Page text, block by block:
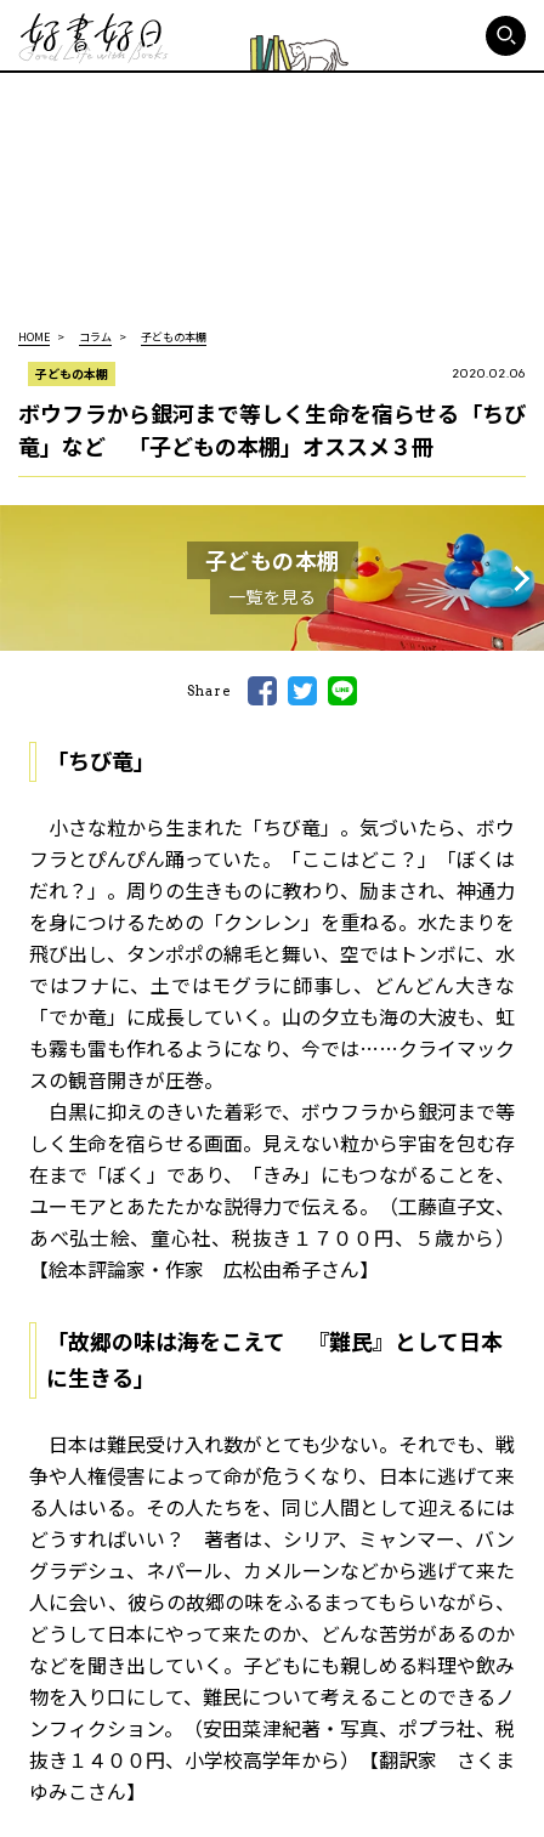
HOME コラム 子どもの本棚
子どもの本棚 2020.02.06
ボウフラから銀河まで等しく生命を宿らせる「ちび
竜」など 「子どもの本棚」オススメ３冊
子どもの本棚
一覧を見る
Share
「ちび竜」
小さな粒から生まれた「ちび竜」。気づいたら、ボウ
フラとぴんぴん踊っていた。「ここはどこ？」「ぼくは
だれ？」。周りの生きものに教わり、励まされ、神通力
を身につけるための「クンレン」を重ねる。水たまりを
飛び出し、タンポポの綿毛と舞い、空ではトンボに、水
ではフナに、土ではモグラに師事し、どんどん大きな
「でか竜」に成長していく。山の夕立も海の大波も、虹
も霧も雷も作れるようになり、今では……クライマック
スの観音開きが圧巻。
白黒に抑えのきいた着彩で、ボウフラから銀河まで等
しく生命を宿らせる画面。見えない粒から宇宙を包む存
在まで「ぼく」であり、「きみ」にもつながることを、
ユーモアとあたたかな説得力で伝える。（工藤直子文、
あべ弘士絵、童心社、税抜き１７００円、５歳から）
【絵本評論家・作家 広松由希子さん】
「故郷の味は海をこえて 『難民』として日本
に生きる」
日本は難民受け入れ数がとても少ない。それでも、戦
争や人権侵害によって命が危うくなり、日本に逃げて来
る人はいる。その人たちを、同じ人間として迎えるには
どうすればいい？ 著者は、シリア、ミャンマー、バン
グラデシュ、ネパール、カメルーンなどから逃げて来た
人に会い、彼らの故郷の味をふるまってもらいながら、
どうして日本にやって来たのか、どんな苦労があるのか
などを聞き出していく。子どもにも親しめる料理や飲み
物を入り口にして、難民について考えることのできるノ
ンフィクション。（安田菜津紀著・写真、ポプラ社、税
抜き１４００円、小学校高学年から）【翻訳家 さくま
ゆみこさん】